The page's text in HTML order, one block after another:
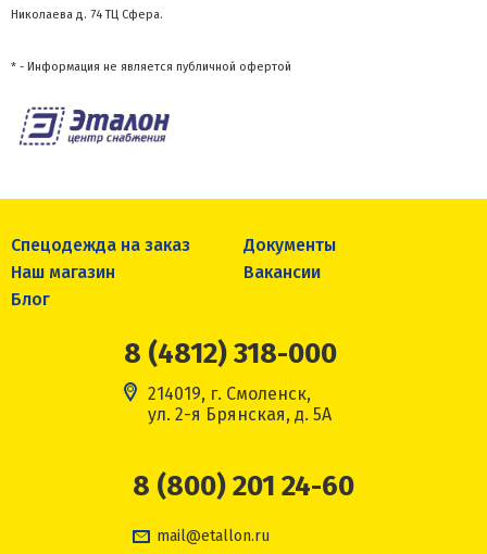
Николаева д. 74 ТЦ Сфера.
* - Информация не является публичной офертой
Спецодежда на заказ
Документы
Наш магазин
Вакансии
Блог
8 (4812) 318-000
214019, г. Смоленск,
ул. 2-я Брянская, д. 5А
8 (800) 201 24-60
mail@etallon.ru